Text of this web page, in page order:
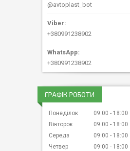
@avtoplast_bot
+380991238902
+380991238902
ГРАФІК РОБОТИ
Понеділок 09:00
18:00
Вівторок
09:00
18:00
Середа
09:00
18:00
Четвер
09:00
18:00